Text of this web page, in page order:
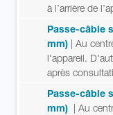
à l’arrière de
Passe-câble
mm) | Au
l'appareil.
après
Passe-câble
mm) | Au